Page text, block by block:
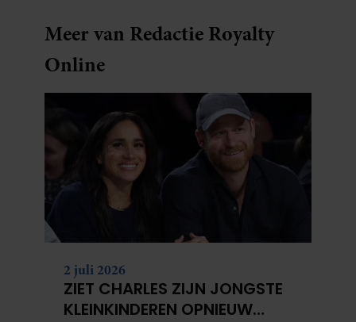
Meer van Redactie Royalty
Online
2 juli 2026
ZIET CHARLES ZIJN JONGSTE
KLEINKINDEREN OPNIEUW